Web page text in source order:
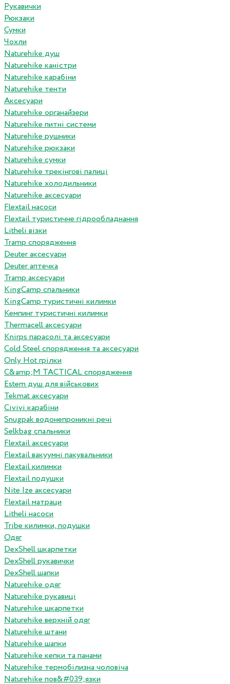
Рукавички
Рюкзаки
Сумки
Чохли
Naturehike душ
Naturehike каністри
Naturehike карабіни
Naturehike тенти
Аксесуари
Naturehike органайзери
Naturehike питні системи
Naturehike рушники
Naturehike рюкзаки
Naturehike сумки
Naturehike трекінгові палиці
Naturehike холодильники
Naturehike аксесуари
Flextail насоси
Flextail туристичне гідрообладнання
Litheli візки
Tramp спорядження
Deuter аксесуари
Deuter аптечка
Tramp аксесуари
KingCamp спальники
KingCamp туристичні килимки
Кемпинг туристичні килимки
Thermacell аксесуари
Knirps парасолі та аксесуари
Cold Steel спорядження та аксесуари
Only Hot грілки
C&amp;M TACTICAL спорядження
Estem душ для військових
Tekmat аксесуари
Сivivi карабіни
Snugpak водонепроникні речі
Selkbag спальники
Flextail аксесуари
Flextail вакуумні пакувальники
Flextail килимки
Flextail подушки
Nite Ize аксесуари
Flextail матраци
Litheli насоси
Tribe килимки, подушки
Одяг
DexShell шкарпетки
DexShell рукавички
DexShell шапки
Naturehike одяг
Naturehike рукавиці
Naturehike шкарпетки
Naturehike верхній одяг
Naturehike штани
Naturehike шапки
Naturehike кепки та панами
Naturehike термобілизна чоловіча
Naturehike пов&#039;язки